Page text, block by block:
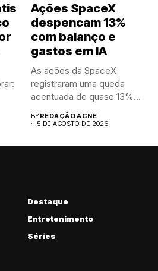
Ações SpaceX
despencam 13%
com balanço e
gastos em IA
As ações da SpaceX
registraram uma queda
acentuada de quase 13%
BYREDAÇÃO ACNE
5 DE AGOSTO DE 2026
Destaque
Entretenimento
Séries